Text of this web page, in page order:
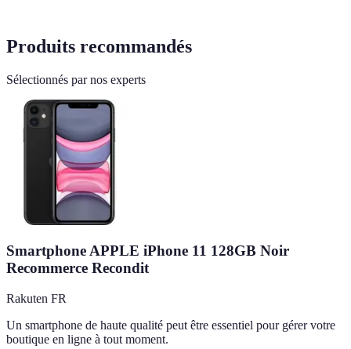
Produits recommandés
Sélectionnés par nos experts
Smartphone APPLE iPhone 11 128GB Noir
Recommerce Recondit
Rakuten FR
Un smartphone de haute qualité peut être essentiel pour gérer votre
boutique en ligne à tout moment.